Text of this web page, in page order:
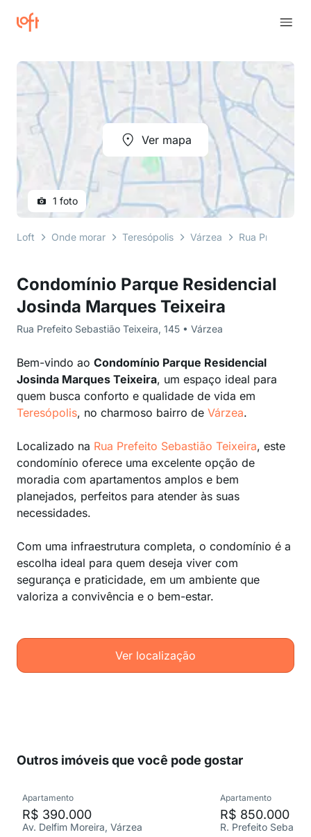
Condomínio Parque Residencial
Josinda Marques Teixeira
Rua Prefeito Sebastião Teixeira, 145 • Várzea
Bem-vindo ao Condomínio Parque Residencial
Josinda Marques Teixeira, um espaço ideal para
quem busca conforto e qualidade de vida em
Teresópolis, no charmoso bairro de Várzea.
Localizado na Rua Prefeito Sebastião Teixeira, este
condomínio oferece uma excelente opção de
moradia com apartamentos amplos e bem
planejados, perfeitos para atender às suas
necessidades.
Com uma infraestrutura completa, o condomínio é a
escolha ideal para quem deseja viver com
segurança e praticidade, em um ambiente que
valoriza a convivência e o bem-estar.
Ver localização
Ver mapa
1 foto
Loft Onde morar Teresópolis Várzea Rua Prefeito
Outros imóveis que você pode gostar
Apartamento
R$ 390.000
Av. Delfim Moreira, Várzea
Apartamento
R$ 850.000